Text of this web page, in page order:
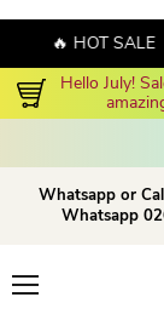
🔥 HOT SALE
Hello July!
Whatsapp or
Whatsapp